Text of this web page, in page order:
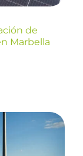
de
Marbella